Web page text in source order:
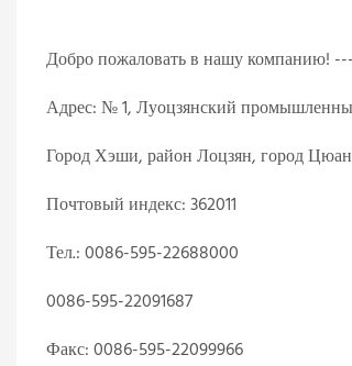
Добро пожаловать в нашу компанию!
Адрес: № 1, Луоцзянский
Город Хэши, район Лоцзян, город
Почтовый индекс: 362011
Тел.: 0086-595-22688000
0086-595-22091687
Факс: 0086-595-22099966